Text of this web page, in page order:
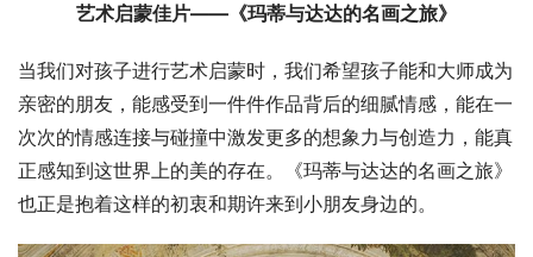
艺术启蒙佳片——《玛蒂与达达的名画之旅》
当我们对孩子进行艺术启蒙时，我们希望孩子能和大师成为
亲密的朋友，能感受到一件件作品背后的细腻情感，能在一
次次的情感连接与碰撞中激发更多的想象力与创造力，能真
正感知到这世界上的美的存在。《玛蒂与达达的名画之旅》
也正是抱着这样的初衷和期许来到小朋友身边的。